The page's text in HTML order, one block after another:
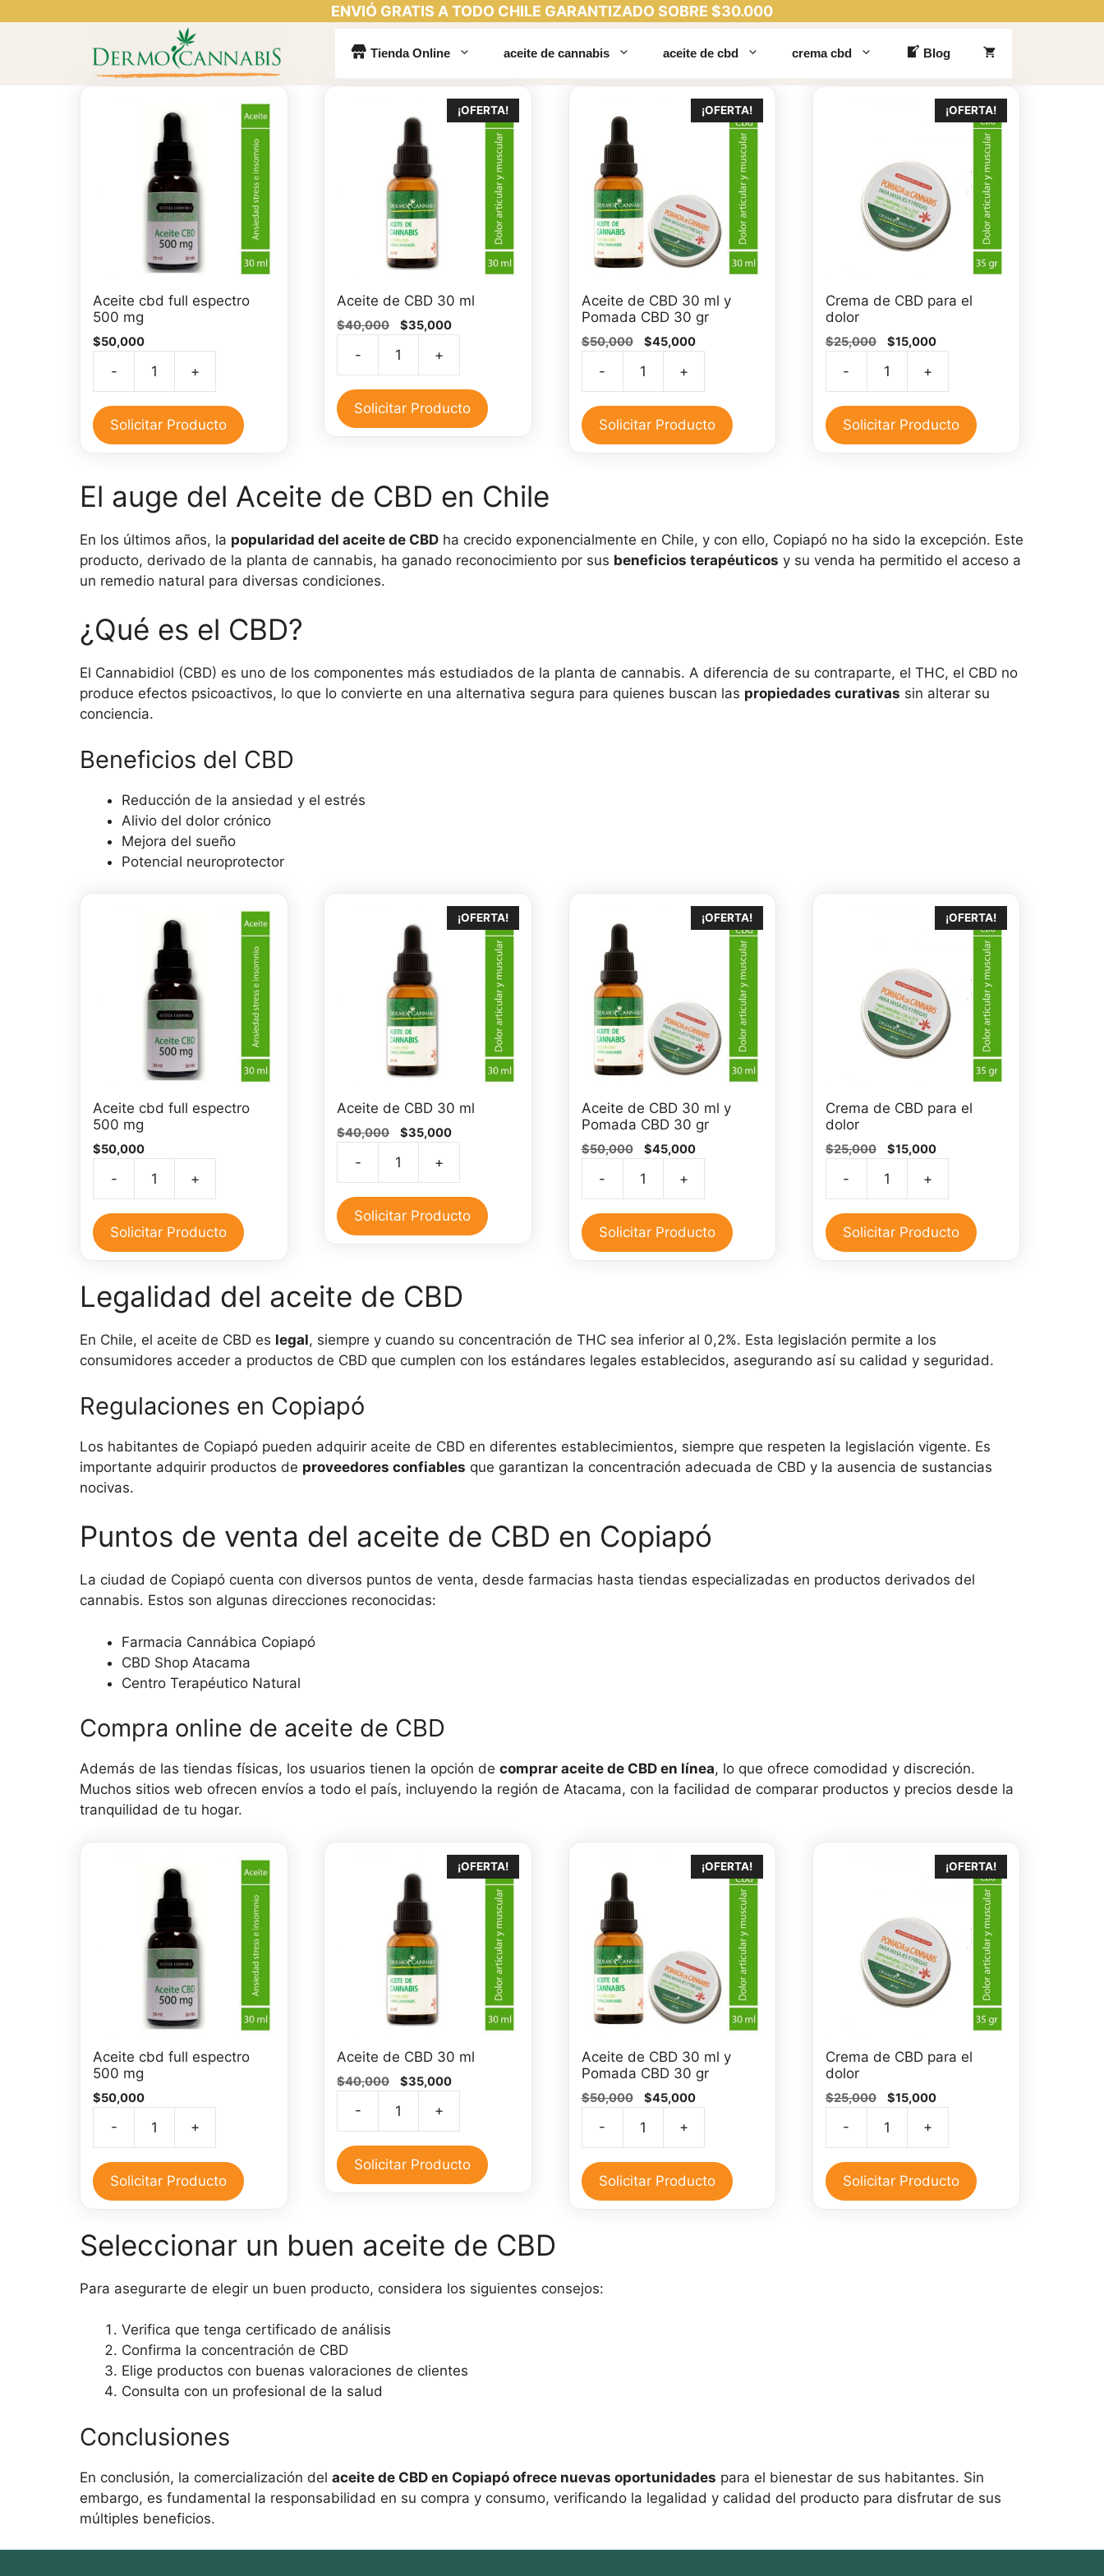
ENVIÓ GRATIS A TODO CHILE GARANTIZADO SOBRE $30.000
Tienda Online aceite de cannabis aceite de cbd crema cbd Blog
Aceite cbd full espectro
500 mg
$50,000
-
full
espectro
mg
cantidad
+
Solicitar Producto
¡OFERTA!
Aceite de CBD 30 ml
$40,000
El
original
era:
$40,000.
$35,000El
es:
$35,000.
-
CBD
30
+
Solicitar Producto
¡OFERTA!
Aceite de CBD 30 ml y
Pomada CBD 30 gr
$50,000
El
original
era:
$50,000.
$45,000El
es:
$45,000.
-
CBD
30
30
gr
+
Solicitar Producto
¡OFERTA!
Crema de CBD para el
dolor
$25,000
El
original
era:
$25,000.
$15,000El
es:
$15,000.
-
CBD
para
+
Solicitar Producto
El auge del Aceite de CBD en Chile
En los últimos años, la popularidad del aceite de CBD ha crecido exponencialmente en Chile, y con ello, Copiapó no ha sido la excepción. Este
producto, derivado de la planta de cannabis, ha ganado reconocimiento por sus beneficios terapéuticos y su venda ha permitido el acceso a
un remedio natural para diversas condiciones.
¿Qué es el CBD?
El Cannabidiol (CBD) es uno de los componentes más estudiados de la planta de cannabis. A diferencia de su contraparte, el THC, el CBD no
produce efectos psicoactivos, lo que lo convierte en una alternativa segura para quienes buscan las propiedades curativas sin alterar su
conciencia.
Beneficios del CBD
Reducción de la ansiedad y el estrés
Alivio del dolor crónico
Mejora del sueño
Potencial neuroprotector
Aceite cbd full espectro
500 mg
$50,000
-
full
espectro
mg
cantidad
+
Solicitar Producto
¡OFERTA!
Aceite de CBD 30 ml
$40,000
El
original
era:
$40,000.
$35,000El
es:
$35,000.
-
CBD
30
+
Solicitar Producto
¡OFERTA!
Aceite de CBD 30 ml y
Pomada CBD 30 gr
$50,000
El
original
era:
$50,000.
$45,000El
es:
$45,000.
-
CBD
30
CBD
30
+
Solicitar Producto
¡OFERTA!
Crema de CBD para el
dolor
$25,000
El
original
era:
$25,000.
$15,000El
es:
$15,000.
-
CBD
para
+
Solicitar Producto
Legalidad del aceite de CBD
En Chile, el aceite de CBD es legal, siempre y cuando su concentración de THC sea inferior al 0,2%. Esta legislación permite a los
consumidores acceder a productos de CBD que cumplen con los estándares legales establecidos, asegurando así su calidad y seguridad.
Regulaciones en Copiapó
Los habitantes de Copiapó pueden adquirir aceite de CBD en diferentes establecimientos, siempre que respeten la legislación vigente. Es
importante adquirir productos de proveedores confiables que garantizan la concentración adecuada de CBD y la ausencia de sustancias
nocivas.
Puntos de venta del aceite de CBD en Copiapó
La ciudad de Copiapó cuenta con diversos puntos de venta, desde farmacias hasta tiendas especializadas en productos derivados del
cannabis. Estos son algunas direcciones reconocidas:
Farmacia Cannábica Copiapó
CBD Shop Atacama
Centro Terapéutico Natural
Compra online de aceite de CBD
Además de las tiendas físicas, los usuarios tienen la opción de comprar aceite de CBD en línea, lo que ofrece comodidad y discreción.
Muchos sitios web ofrecen envíos a todo el país, incluyendo la región de Atacama, con la facilidad de comparar productos y precios desde la
tranquilidad de tu hogar.
Aceite cbd full espectro
500 mg
$50,000
-
full
espectro
mg
cantidad
+
Solicitar Producto
¡OFERTA!
Aceite de CBD 30 ml
$40,000
El
original
era:
$40,000.
$35,000El
es:
$35,000.
-
CBD
30
+
Solicitar Producto
¡OFERTA!
Aceite de CBD 30 ml y
Pomada CBD 30 gr
$50,000
El
original
era:
$50,000.
$45,000El
es:
$45,000.
-
CBD
30
CBD
30
+
Solicitar Producto
¡OFERTA!
Crema de CBD para el
dolor
$25,000
El
original
era:
$25,000.
$15,000El
es:
$15,000.
-
CBD
para
+
Solicitar Producto
Seleccionar un buen aceite de CBD
Para asegurarte de elegir un buen producto, considera los siguientes consejos:
Verifica que tenga certificado de análisis
Confirma la concentración de CBD
Elige productos con buenas valoraciones de clientes
Consulta con un profesional de la salud
Conclusiones
En conclusión, la comercialización del aceite de CBD en Copiapó ofrece nuevas oportunidades para el bienestar de sus habitantes. Sin
embargo, es fundamental la responsabilidad en su compra y consumo, verificando la legalidad y calidad del producto para disfrutar de sus
múltiples beneficios.